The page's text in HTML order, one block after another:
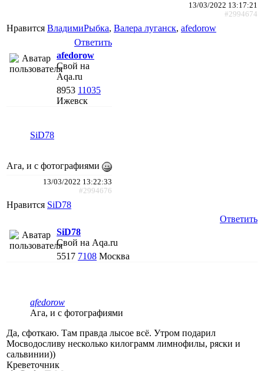
13/03/2022 13:17:21
#2994674
Нравится ВладимиРыбка, Валера луганск, afedorow
Ответить
afedorow
Свой на
Aqa.ru
8953 11035
Ижевск
SiD78
Ага, и с фотографиями
13/03/2022 13:22:33
#2994676
Нравится SiD78
Ответить
SiD78
Свой на Aqa.ru
5517 7108 Москва
afedorow
Ага, и с фотографиями
Да, сфоткаю. Там правда лысое всё. Утром подарил
Мосводосливу несколько килограмм лимнофилы, ряски и
сальвинии))
Креветочник